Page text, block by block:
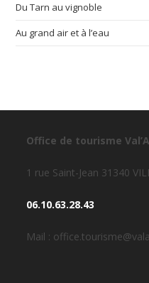
Du Tarn au vignoble
Au grand air et à l’eau
Office de tourisme
1 rue Saint-Jean 31340
06.10.63.28.43
Mail :